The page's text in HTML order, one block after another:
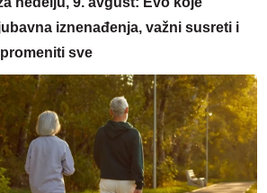
iznenađenja, važni susreti i
sve